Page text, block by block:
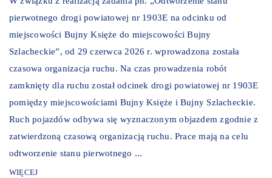
pierwotnego drogi powiatowej nr 1903E na odcinku od
miejscowości Bujny Księże do miejscowości Bujny
Szlacheckie”, od 29 czerwca 2026 r. wprowadzona została
czasowa organizacja ruchu. Na czas prowadzenia robót
zamknięty dla ruchu został odcinek drogi powiatowej nr 1903E
pomiędzy miejscowościami Bujny Księże i Bujny Szlacheckie.
Ruch pojazdów odbywa się wyznaczonym objazdem zgodnie z
zatwierdzoną czasową organizacją ruchu. Prace mają na celu
odtworzenie stanu pierwotnego ...
WIĘCEJ